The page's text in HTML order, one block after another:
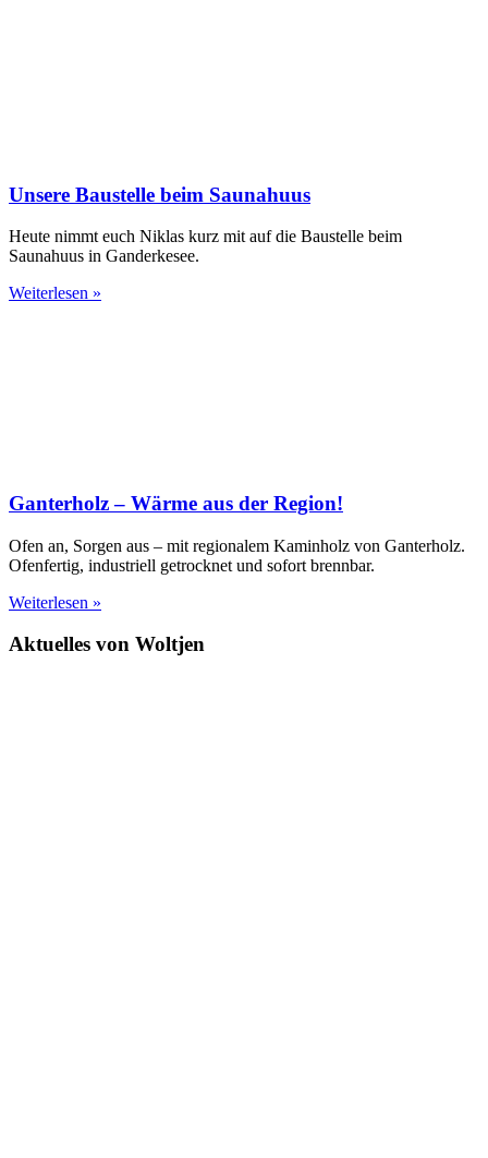
Unsere Baustelle beim Saunahuus
Heute nimmt euch Niklas kurz mit auf die Baustelle beim
Saunahuus in Ganderkesee.
Weiterlesen »
Ganterholz – Wärme aus der Region!
Ofen an, Sorgen aus – mit regionalem Kaminholz von Ganterholz.
Ofenfertig, industriell getrocknet und sofort brennbar.
Weiterlesen »
Aktuelles von Woltjen